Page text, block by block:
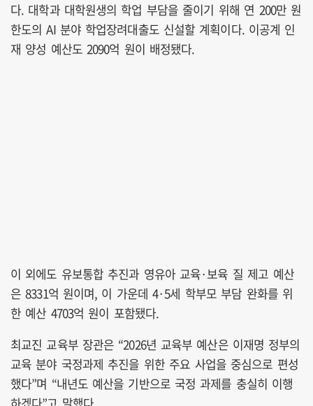
다. 대학과 대학원생의 학업 부담을 줄이기 위해 연 200만 원
한도의 AI 분야 학업장려대출도 신설할 계획이다. 이공계 인
재 양성 예산도 2090억 원이 배정됐다.
이 외에도 유보통합 추진과 영유아 교육·보육 질 제고 예산
은 8331억 원이며, 이 가운데 4·5세 학부모 부담 완화를 위
한 예산 4703억 원이 포함됐다.
최교진 교육부 장관은 “2026년 교육부 예산은 이재명 정부의
교육 분야 국정과제 추진을 위한 주요 사업을 중심으로 편성
했다”며 “내년도 예산을 기반으로 국정 과제를 충실히 이행